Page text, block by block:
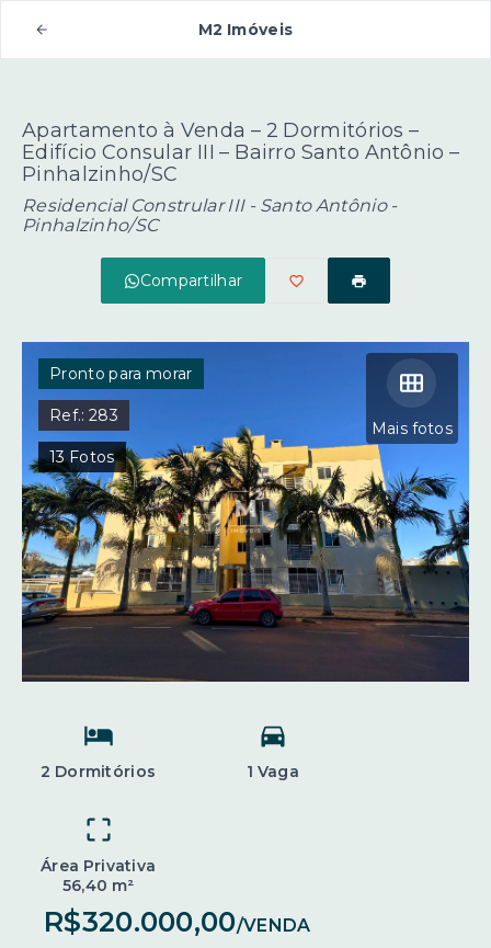
M2 Imóveis
Apartamento à Venda – 2 Dormitórios –
Edifício Consular III – Bairro Santo Antônio –
Pinhalzinho/SC
Residencial Constrular III - Santo Antônio -
Pinhalzinho/SC
Compartilhar
Mais fotos
Pronto para morar
Ref.:283
13Fotos
2 Dormitórios 1 Vaga
Área Privativa
56,40 m²
R$320.000,00/VENDA